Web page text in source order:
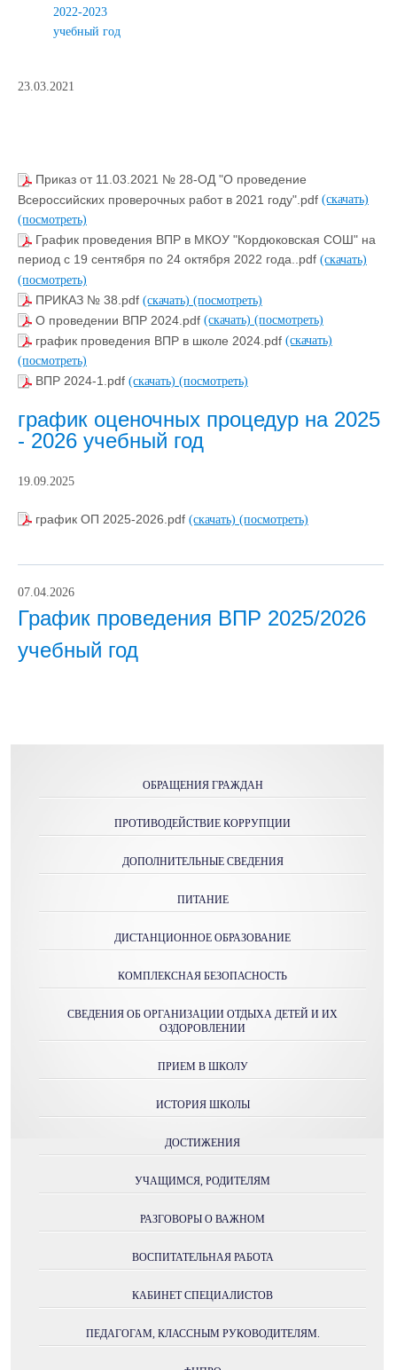
2022-2023
учебный год
23.03.2021
Приказ от 11.03.2021 № 28-ОД "О проведение
Всероссийских проверочных работ в 2021 году".pdf (скачать)
(посмотреть)
График проведения ВПР в МКОУ "Кордюковская СОШ" на
период с 19 сентября по 24 октября 2022 года..pdf (скачать)
(посмотреть)
ПРИКАЗ № 38.pdf (скачать) (посмотреть)
О проведении ВПР 2024.pdf (скачать) (посмотреть)
график проведения ВПР в школе 2024.pdf (скачать)
(посмотреть)
ВПР 2024-1.pdf (скачать) (посмотреть)
график оценочных процедур на 2025
- 2026 учебный год
19.09.2025
график ОП 2025-2026.pdf (скачать) (посмотреть)
07.04.2026
График проведения ВПР 2025/2026
учебный год
ОБРАЩЕНИЯ ГРАЖДАН
ПРОТИВОДЕЙСТВИЕ КОРРУПЦИИ
ДОПОЛНИТЕЛЬНЫЕ СВЕДЕНИЯ
ПИТАНИЕ
ДИСТАНЦИОННОЕ ОБРАЗОВАНИЕ
КОМПЛЕКСНАЯ БЕЗОПАСНОСТЬ
СВЕДЕНИЯ ОБ ОРГАНИЗАЦИИ ОТДЫХА ДЕТЕЙ И ИХ
ОЗДОРОВЛЕНИИ
ПРИЕМ В ШКОЛУ
ИСТОРИЯ ШКОЛЫ
ДОСТИЖЕНИЯ
УЧАЩИМСЯ, РОДИТЕЛЯМ
РАЗГОВОРЫ О ВАЖНОМ
ВОСПИТАТЕЛЬНАЯ РАБОТА
КАБИНЕТ СПЕЦИАЛИСТОВ
ПЕДАГОГАМ, КЛАССНЫМ РУКОВОДИТЕЛЯМ.